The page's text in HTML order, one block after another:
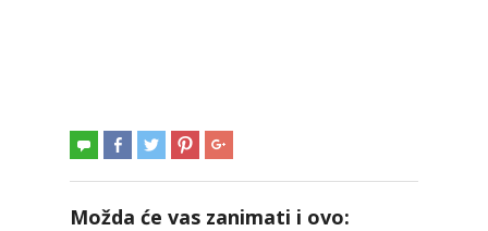
Možda će vas zanimati i ovo: